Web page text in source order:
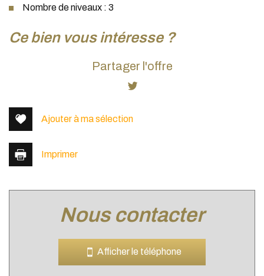
Nombre de niveaux : 3
la ville de belleville (69220)
Leaflet |©JawgMaps|© OpenStreetMap
ce bien vous intéresse ?
Partager l'offre
Ajouter à ma sélection
Imprimer
nous contacter
Afficher le téléphone